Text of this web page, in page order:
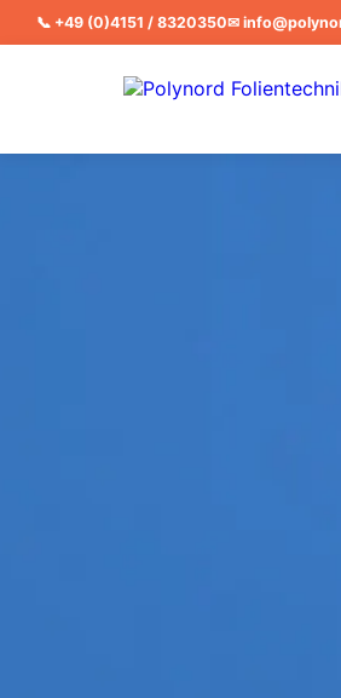
📞 +49 (0)4151 / 8320350✉